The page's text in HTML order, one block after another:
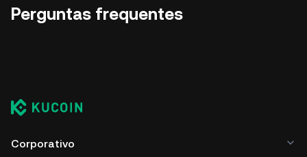
Perguntas frequentes
Corporativo